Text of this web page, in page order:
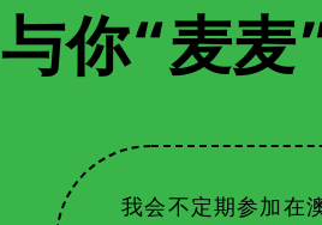
与你“麦麦
我会不定期参加在